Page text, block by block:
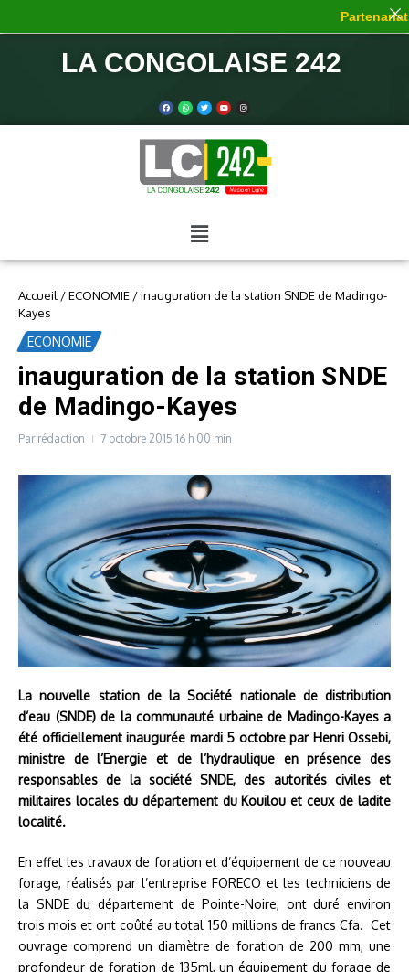
LA CONGOLAISE 242
Accueil /ECONOMIE /inauguration de la station SNDE de Madingo-
Kayes
ECONOMIE
inauguration de la station SNDE
de Madingo-Kayes
Par rédaction 7 octobre 2015 16 h 00 min
La nouvelle station de la Société nationale de distribution
d’eau (SNDE) de la communauté urbaine de Madingo-Kayes a
été officiellement inaugurée mardi 5 octobre par Henri Ossebi,
ministre de l’Energie et de l’hydraulique en présence des
responsables de la société SNDE, des autorités civiles et
militaires locales du département du Kouilou et ceux de ladite
localité.
En effet les travaux de foration et d’équipement de ce nouveau
forage, réalisés par l’entreprise FORECO et les techniciens de
la SNDE du département de Pointe-Noire, ont duré environ
trois mois et ont coûté au total 150 millions de francs Cfa. Cet
ouvrage comprend un diamètre de foration de 200 mm, une
profondeur de foration de 135ml, un équipement du forage de
Partenariat